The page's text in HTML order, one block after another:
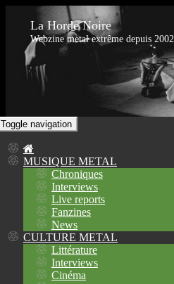
La Horde Noire
Webzine metal extrême depuis 2002
Toggle navigation
MUSIQUE METAL
Chroniques
Interviews
Live reports
Fanzines
News
CULTURE METAL
Littérature
Interviews
Cinéma